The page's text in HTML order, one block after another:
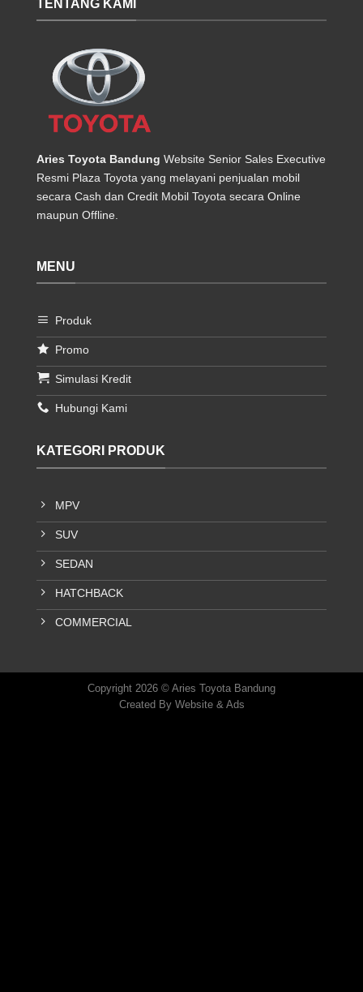
TENTANG KAMI
Aries Toyota Bandung Website Senior Sales Executive
Resmi Plaza Toyota yang melayani penjualan mobil
secara Cash dan Credit Mobil Toyota secara Online
maupun Offline.
MENU
Produk
Promo
Simulasi Kredit
Hubungi Kami
KATEGORI PRODUK
MPV
SUV
SEDAN
HATCHBACK
COMMERCIAL
Copyright 2026 © Aries Toyota Bandung
Created By Website & Ads